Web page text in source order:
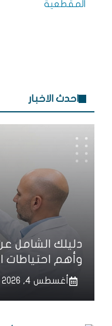
احدث الاخبار
دليلك الشامل
وأهم احتياطات
أغسطس 4, 2026